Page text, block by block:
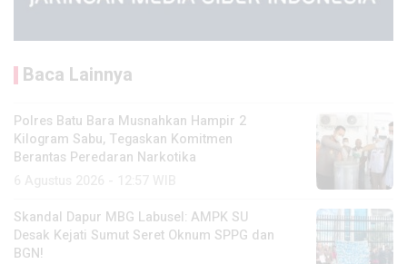
Baca Lainnya
Polres Batu Bara Musnahkan Hampir 2
Kilogram Sabu, Tegaskan Komitmen
Berantas Peredaran Narkotika
Skandal Dapur MBG Labusel: AMPK SU
Desak Kejati Sumut Seret Oknum SPPG dan
BGN!